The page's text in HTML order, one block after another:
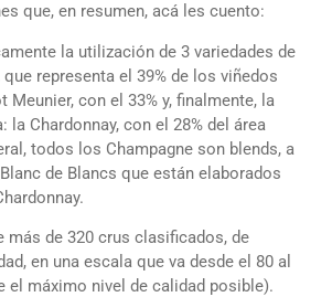
que, en resumen, acá les cuento:
la utilización de 3 variedades de
representa el 39% de los viñedos
Meunier, con el 33% y, finalmente, la
la Chardonnay, con el 28% del área
todos los Champagne son blends, a
de Blancs que están elaborados
más de 320 crus clasificados, de
en una escala que va desde el 80 al
el máximo nivel de calidad posible).